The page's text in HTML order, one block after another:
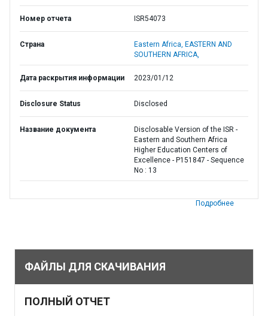
Номер отчета ISR54073
Страна Eastern Africa, EASTERN AND
SOUTHERN AFRICA,
Дата раскрытия информации 2023/01/12
Disclosure Status Disclosed
Название документа
Disclosable Version of the ISR -
Eastern and Southern Africa
Higher Education Centers of
Excellence - P151847 - Sequence
No : 13
Подробнее
ФАЙЛЫ ДЛЯ СКАЧИВАНИЯ
ПОЛНЫЙ ОТЧЕТ